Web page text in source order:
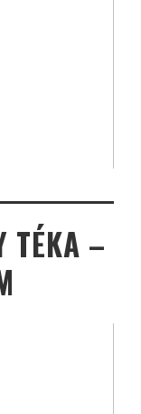
TÉKA –